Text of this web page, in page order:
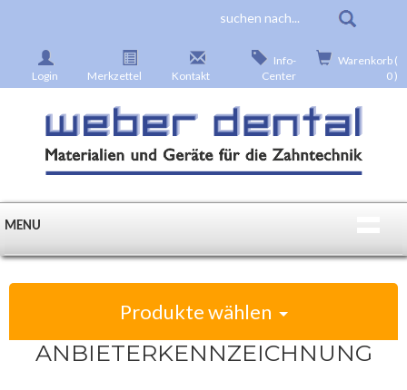
Login Merkzettel Kontakt
Info-
Center
Warenkorb (
0 )
MENU
Produkte wählen
ANBIETERKENNZEICHNUNG